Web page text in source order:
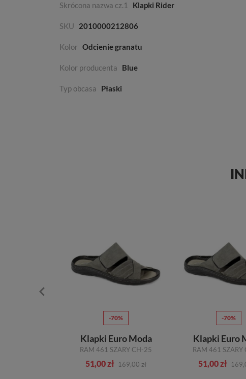
Skrócona nazwa cz.1 Klapki Rider
SKU 2010000212806
Kolor Odcienie granatu
Kolor producenta Blue
Typ obcasa Płaski
-70%
Klapki Euro Moda
RAM 461 SZARY CH-25
51,00 zł 169,00 zł
-70%
Klapki Euro
RAM 461 SZARY
51,00 zł